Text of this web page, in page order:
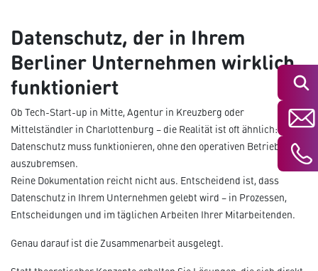
Suchen
Datenschutz, der in Ihrem
Berliner Unternehmen wirklich
funktioniert
Ob Tech-Start-up in Mitte, Agentur in Kreuzberg oder
Mittelständler in Charlottenburg – die Realität ist oft ähnlich:
Datenschutz muss funktionieren, ohne den operativen Betrieb
auszubremsen.
Reine Dokumentation reicht nicht aus. Entscheidend ist, dass
Datenschutz in Ihrem Unternehmen gelebt wird – in Prozessen,
Entscheidungen und im täglichen Arbeiten Ihrer Mitarbeitenden.
Genau darauf ist die Zusammenarbeit ausgelegt.